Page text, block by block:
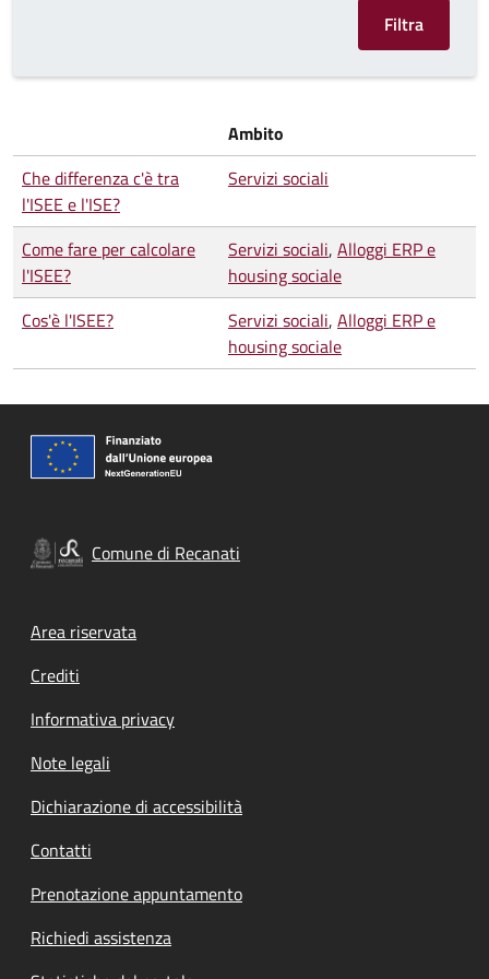
Ambito
Che differenza c'è tra
l'ISEE e l'ISE?
Servizi sociali
Come fare per calcolare
l'ISEE?
Servizi sociali, Alloggi ERP e
housing sociale
Cos'è l'ISEE?
Servizi sociali, Alloggi ERP e
housing sociale
Comune di Recanati
Footer menu
Area riservata
Crediti
Informativa privacy
Note legali
Dichiarazione di accessibilità
Contatti
Prenotazione appuntamento
Richiedi assistenza